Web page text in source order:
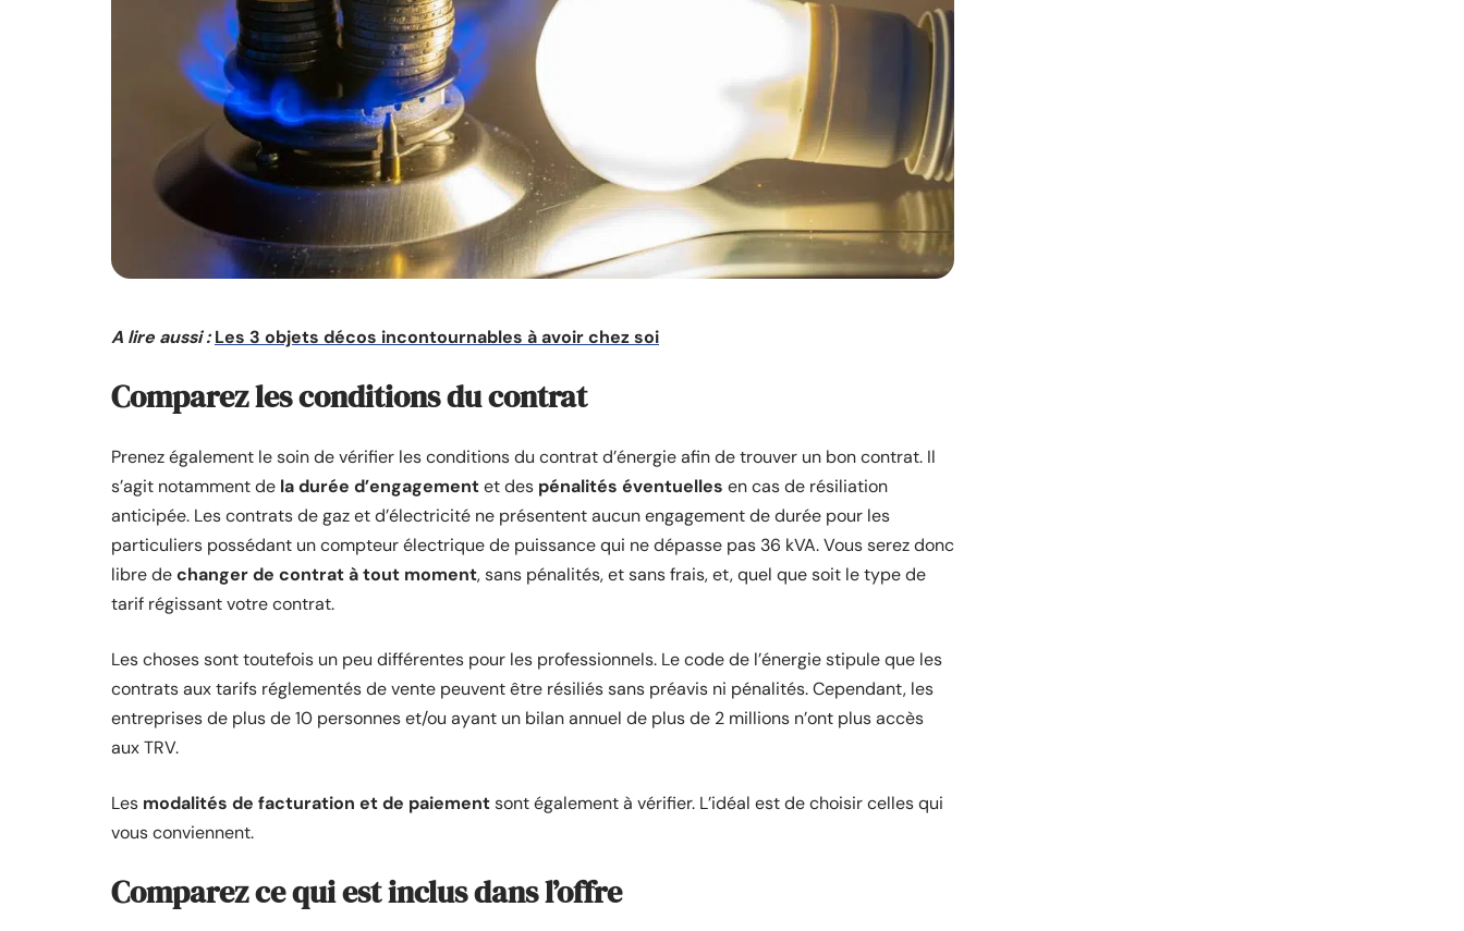
A lire aussi : Les 3 objets décos incontournables à avoir chez soi
Comparez les conditions du contrat
Prenez également le soin de vérifier les conditions du contrat d’énergie afin de trouver un bon contrat. Il
s’agit notamment de la durée d’engagementet des pénalités éventuelles en cas de résiliation
anticipée. Les contrats de gaz et d’électricité ne présentent aucun engagement de durée pour les
particuliers possédant un compteur électrique de puissance qui ne dépasse pas 36 kVA. Vous serez donc
libre dechanger de contrat à tout moment, sans pénalités, et sans frais, et, quel que soit le type de
tarif régissant votre contrat.
Les choses sont toutefois un peu différentes pour les professionnels. Le code de l’énergie stipule que les
contrats aux tarifs réglementés de vente peuvent être résiliés sans préavis ni pénalités. Cependant, les
entreprises de plus de 10 personnes et/ou ayant un bilan annuel de plus de 2 millions n’ont plus accès
aux TRV.
Les modalités de facturation et de paiementsont également à vérifier. L’idéal est de choisir celles qui
vous conviennent.
Comparez ce qui est inclus dans l’offre